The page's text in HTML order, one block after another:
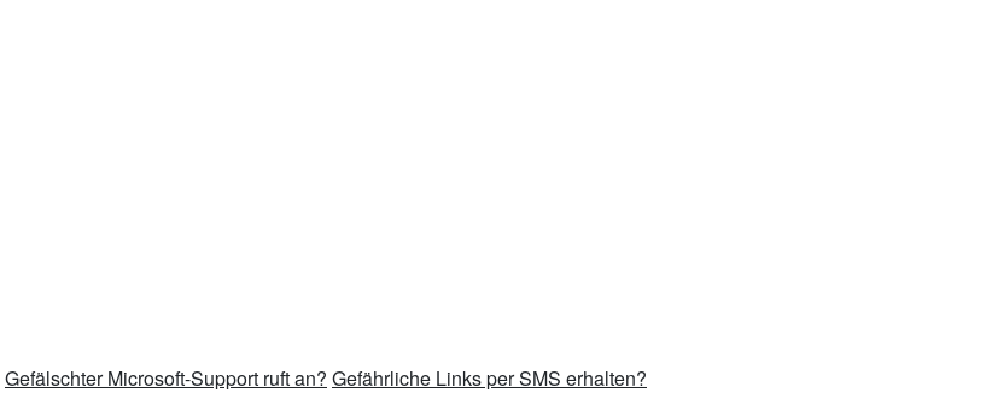
Gefälschter Microsoft-Support ruft an? Gefährliche Links per SMS erhalten?